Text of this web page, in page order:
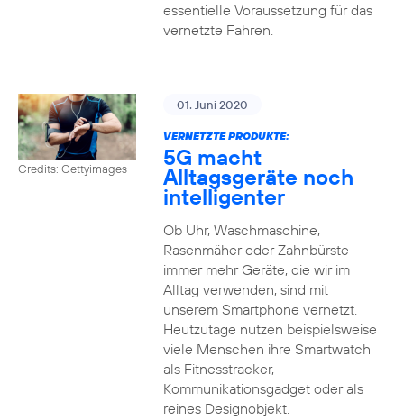
essentielle Voraussetzung für das
vernetzte Fahren.
Credits: Gettyimages
01. Juni 2020
VERNETZTE PRODUKTE:
5G macht
Alltagsgeräte noch
intelligenter
Ob Uhr, Waschmaschine,
Rasenmäher oder Zahnbürste –
immer mehr Geräte, die wir im
Alltag verwenden, sind mit
unserem Smartphone vernetzt.
Heutzutage nutzen beispielsweise
viele Menschen ihre Smartwatch
als Fitnesstracker,
Kommunikationsgadget oder als
reines Designobjekt.